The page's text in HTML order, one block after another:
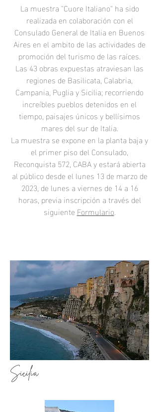
La muestra "Cuore Italiano" ha sido
realizada en colaboración con el
Consulado General de Italia en Buenos
Aires en el ambito de las actividades de
promoción del turismo de las raíces.
Las 43 obras expuestas atraviesan las
regiones de Basilicata, Calabria,
Campania, Puglia y Sicilia; recorriendo
increíbles pueblos detenidos en el
tiempo, paisajes únicos y bellísimos
mares del sur de Italia.
La muestra se expone en la planta baja y
el primer piso del Consulado,
Reconquista 572, CABA y estará abierta
al público desde el lunes 13 de marzo de
2023, de lunes a viernes de 14 a 16
horas, previa inscripción a través del
siguiente Formulario.
Sicilia